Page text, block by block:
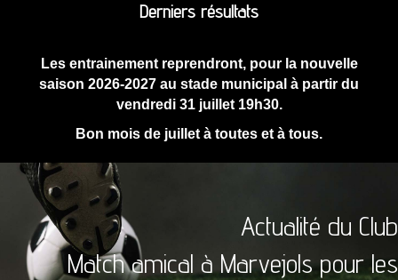
Derniers résultats
Les entrainement reprendront, pour la nouvelle
saison 2026-2027 au stade municipal à partir du
vendredi 31 juillet 19h30.
Bon mois de juillet à toutes et à tous.
Actualité du Club
Match amical à Marvejols pour les